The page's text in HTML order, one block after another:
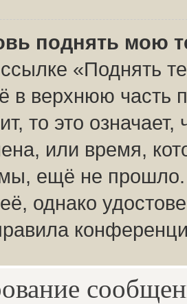
поднять мою
«Поднять
в верхнюю часть
то это
или время,
ещё не
однако